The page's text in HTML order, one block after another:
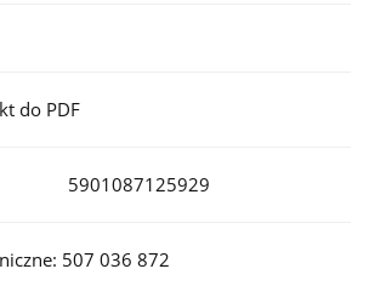
do PDF
5901087125929
507 036 872